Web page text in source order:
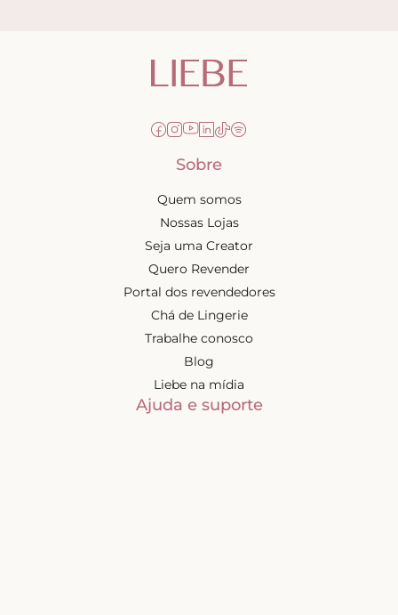
Sobre
Quem somos
Nossas Lojas
Seja uma Creator
Quero Revender
Portal dos revendedores
Chá de Lingerie
Trabalhe conosco
Blog
Liebe na mídia
Ajuda e suporte